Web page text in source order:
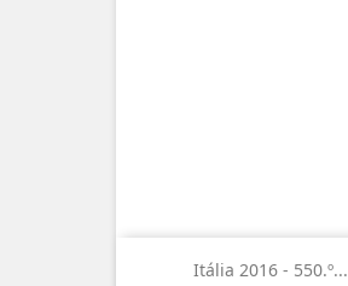
Itália 2016 - 550.º...